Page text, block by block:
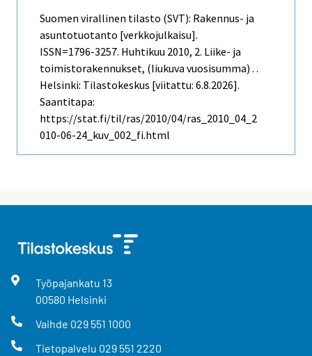
Suomen virallinen tilasto (SVT): Rakennus- ja
asuntotuotanto [verkkojulkaisu].
ISSN=1796-3257. Huhtikuu 2010, 2. Liike- ja
toimistorakennukset, (liukuva vuosisumma) . .
Helsinki: Tilastokeskus [viitattu: 6.8.2026].
Saantitapa:
https://stat.fi/til/ras/2010/04/ras_2010_04_2
010-06-24_kuv_002_fi.html
Työpajankatu 13
00580 Helsinki
Vaihde 029 551 1000
Tietopalvelu 029 551 2220